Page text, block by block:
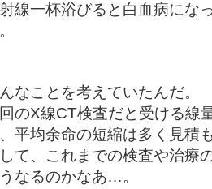
線一杯浴びると白血病にな
なことを考えていたんだ。
のX線CT検査だと受ける線
平均余命の短縮は多く見積
て、これまでの検査や治療
なるのかなあ…。